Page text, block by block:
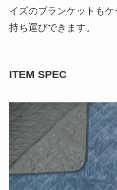
イズのブランケットも
持ち運びできます。
ITEM SPEC